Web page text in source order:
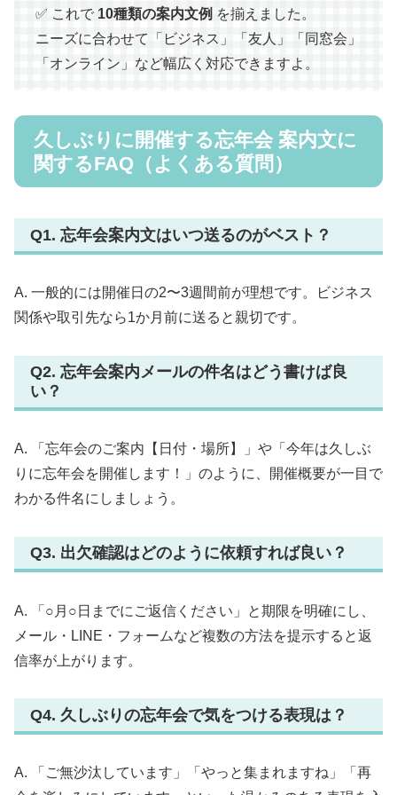
✅ これで 10種類の案内文例 を揃えました。
ニーズに合わせて「ビジネス」「友人」「同窓会」
「オンライン」など幅広く対応できますよ。
久しぶりに開催する忘年会 案内文に
関するFAQ（よくある質問）
Q1. 忘年会案内文はいつ送るのがベスト？
A. 一般的には開催日の2〜3週間前が理想です。ビジネス
関係や取引先なら1か月前に送ると親切です。
Q2. 忘年会案内メールの件名はどう書けば良
い？
A. 「忘年会のご案内【日付・場所】」や「今年は久しぶ
りに忘年会を開催します！」のように、開催概要が一目で
わかる件名にしましょう。
Q3. 出欠確認はどのように依頼すれば良い？
A. 「○月○日までにご返信ください」と期限を明確にし、
メール・LINE・フォームなど複数の方法を提示すると返
信率が上がります。
Q4. 久しぶりの忘年会で気をつける表現は？
A. 「ご無沙汰しています」「やっと集まれますね」「再